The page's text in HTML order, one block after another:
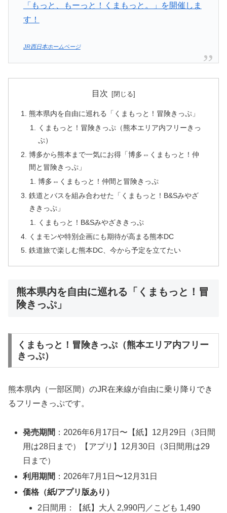
「もっと、もーっと！くまもっと。」を開催しま
す！
JR西日本ホームページ
目次
熊本県内を自由に巡れる「くまもっと！冒険きっぷ」
くまもっと！冒険きっぷ（熊本エリア内フリーきっ
ぷ）
博多から熊本まで一気にお得「博多⇔くまもっと！仲
間と冒険きっぷ」
博多⇔くまもっと！仲間と冒険きっぷ
鉄道とバスを組み合わせた「くまもっと！B&Sみやざ
ききっぷ」
くまもっと！B&Sみやざききっぷ
くまモンや特別企画にも期待が高まる熊本DC
鉄道旅で楽しむ熊本DC、今から予定を立てたい
熊本県内を自由に巡れる「くまもっと！冒
険きっぷ」
くまもっと！冒険きっぷ（熊本エリア内フリー
きっぷ）
熊本県内（一部区間）のJR在来線が自由に乗り降りでき
るフリーきっぷです。
発売期間 ：2026年6月17日〜【紙】12月29日（3日間
用は28日まで）【アプリ】12月30日（3日間用は29
日まで）
利用期間 ：2026年7月1日〜12月31日
価格（紙/アプリ版あり）
2日間用：【紙】大人 2,990円／こども 1,490